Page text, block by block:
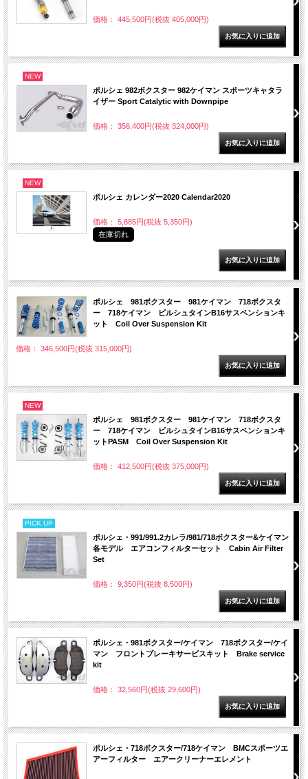
価格： 445,500円(税抜 405,000円)
NEW
ポルシェ 982ボクスター 982ケイマン スポーツキャタラ
イザー Sport Catalytic with Downpipe
価格： 356,400円(税抜 324,000円)
NEW
ポルシェ カレンダー2020 Calendar2020
価格： 5,885円(税抜 5,350円)
在庫切れ
ポルシェ 981ボクスター 981ケイマン 718ボクスタ
ー 718ケイマン ビルシュタインB16サスペンションキ
ット Coil Over Suspension Kit
価格： 346,500円(税抜 315,000円)
NEW
ポルシェ 981ボクスター 981ケイマン 718ボクスタ
ー 718ケイマン ビルシュタインB16サスペンションキ
ットPASM Coil Over Suspension Kit
価格： 412,500円(税抜 375,000円)
PICK UP
ポルシェ・991/991.2カレラ/981/718ボクスター&ケイマン
各モデル エアコンフィルターセット Cabin Air Filter
Set
価格： 9,350円(税抜 8,500円)
ポルシェ・981ボクスター/ケイマン 718ボクスター/ケイ
マン フロントブレーキサービスキット Brake service
kit
価格： 32,560円(税抜 29,600円)
ポルシェ・718ボクスター/718ケイマン BMCスポーツエ
アーフィルター エアークリーナーエレメント